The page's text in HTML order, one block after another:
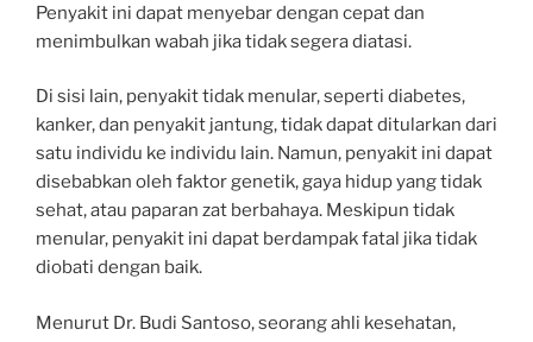
Penyakit ini dapat menyebar dengan cepat dan
menimbulkan wabah jika tidak segera diatasi.
Di sisi lain, penyakit tidak menular, seperti diabetes,
kanker, dan penyakit jantung, tidak dapat ditularkan dari
satu individu ke individu lain. Namun, penyakit ini dapat
disebabkan oleh faktor genetik, gaya hidup yang tidak
sehat, atau paparan zat berbahaya. Meskipun tidak
menular, penyakit ini dapat berdampak fatal jika tidak
diobati dengan baik.
Menurut Dr. Budi Santoso, seorang ahli kesehatan,